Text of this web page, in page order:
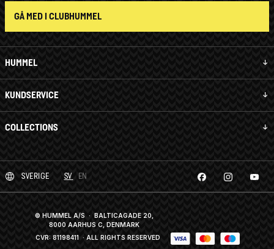
HUMMEL
KUNDSERVICE
COLLECTIONS
GÅ MED I CLUBHUMMEL
SVERIGE SV EN
© HUMMEL A/S · BALTICAGADE 20,
8000 AARHUS C, DENMARK
CVR: 81198411 · ALL RIGHTS RESERVED